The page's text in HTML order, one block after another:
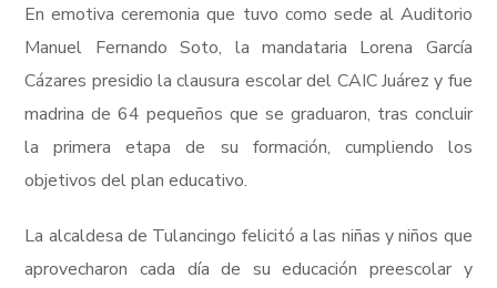
En emotiva ceremonia que tuvo como sede al Auditorio
Manuel Fernando Soto, la mandataria Lorena García
Cázares presidio la clausura escolar del CAIC Juárez y fue
madrina de 64 pequeños que se graduaron, tras concluir
la primera etapa de su formación, cumpliendo los
objetivos del plan educativo.
La alcaldesa de Tulancingo felicitó a las niñas y niños que
aprovecharon cada día de su educación preescolar y